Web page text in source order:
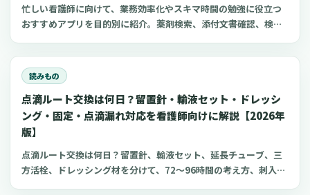
忙しい看護師に向けて、業務効率化やスキマ時間の勉強に役立つ
おすすめアプリを目的別に紹介。薬剤検索、添付文書確認、検査
心電図学習、シフト管理など、現場や復職準備で使いやすいアプ
リをまとめました。
読みもの
点滴ルート交換は何日？留置針・輸液セット・ドレッシ
ング・固定・点滴漏れ対応を看護師向けに解説【2026年
版】
点滴ルート交換は何日？留置針、輸液セット、延長チューブ、三
方活栓、ドレッシング材を分けて、72〜96時間の考え方、刺入部